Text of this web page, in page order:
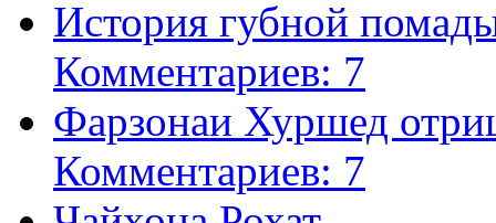
История губной
Комментариев: 7
Фарзонаи Хуршед
Комментариев: 7